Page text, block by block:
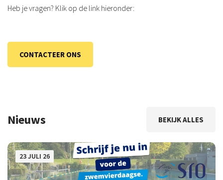
Heb je vragen? Klik op de link hieronder:
CONTACTEER ONS
Nieuws BEKIJK ALLES
23 JULI 26